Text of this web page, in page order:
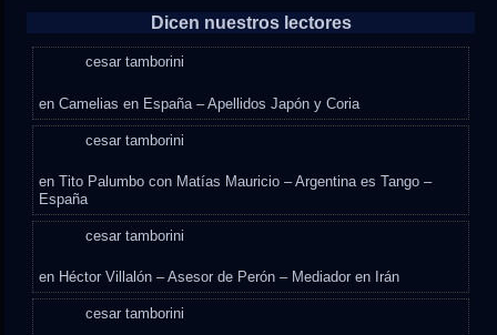
Dicen nuestros lectores
cesar tamborini
enCamelias en España – Apellidos Japón y Coria
cesar tamborini
enTito Palumbo con Matías Mauricio – Argentina es Tango –
España
cesar tamborini
en Héctor Villalón – Asesor de Perón – Mediador en Irán
cesar tamborini